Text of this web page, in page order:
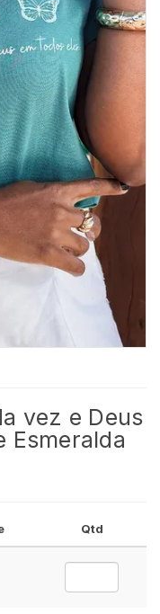
vez e Deus
Esmeralda
Qtd